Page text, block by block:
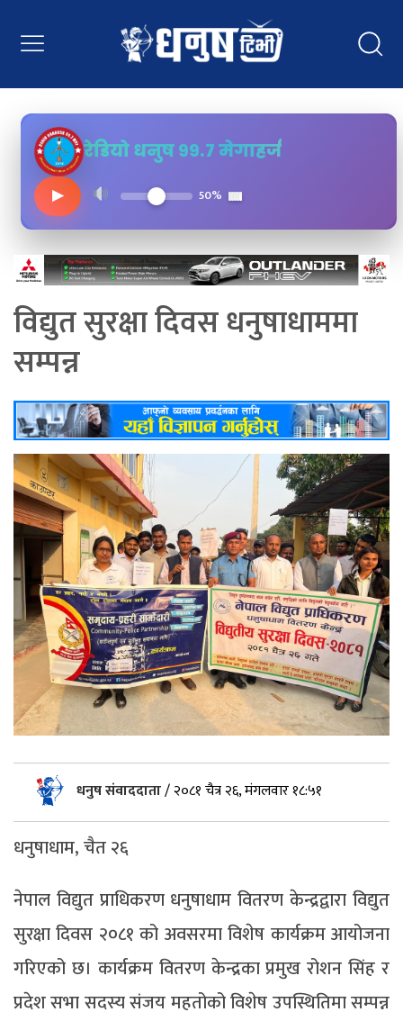
रेडियो धनुष ९९.७ मेगाहर्ज
▶
50%
विद्युत सुरक्षा दिवस धनुषाधाममा
सम्पन्न
धनुष संवाददाता/२०८१ चैत्र २६, मंगलवार १८:५१
धनुषाधाम, चैत २६
नेपाल विद्युत प्राधिकरण धनुषाधाम वितरण केन्द्रद्वारा विद्युत
सुरक्षा दिवस २०८१ को अवसरमा विशेष कार्यक्रम आयोजना
गरिएको छ। कार्यक्रम वितरण केन्द्रका प्रमुख रोशन सिंह र
प्रदेश सभा सदस्य संजय महतोको विशेष उपस्थितिमा सम्पन्न